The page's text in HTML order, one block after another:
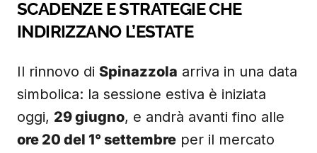
SCADENZE E STRATEGIE CHE
INDIRIZZANO L’ESTATE
Il rinnovo di Spinazzola arriva in una data
simbolica: la sessione estiva è iniziata
oggi, 29 giugno, e andrà avanti fino alle
ore 20 del 1° settembre per il mercato